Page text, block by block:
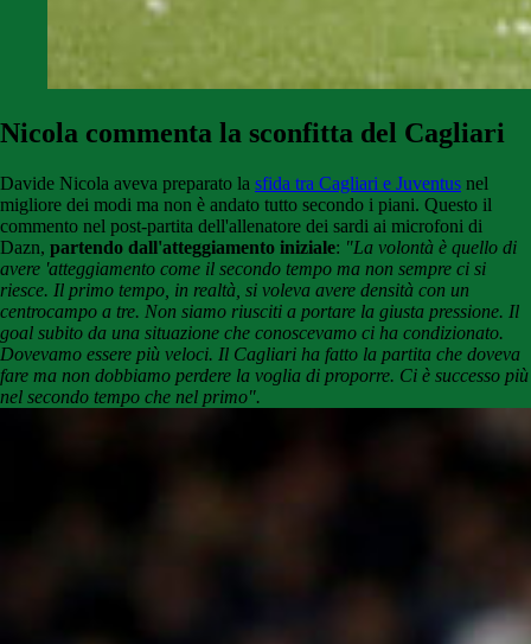
Nicola commenta la sconfitta del Cagliari
Davide Nicola aveva preparato la sfida tra Cagliari e Juventus nel
migliore dei modi ma non è andato tutto secondo i piani. Questo il
commento nel post-partita dell'allenatore dei sardi ai microfoni di
Dazn, partendo dall'atteggiamento iniziale: "La volontà è quello di
avere 'atteggiamento come il secondo tempo ma non sempre ci si
riesce. Il primo tempo, in realtà, si voleva avere densità con un
centrocampo a tre. Non siamo riusciti a portare la giusta pressione. Il
goal subito da una situazione che conoscevamo ci ha condizionato.
Dovevamo essere più veloci. Il Cagliari ha fatto la partita che doveva
fare ma non dobbiamo perdere la voglia di proporre. Ci è successo più
nel secondo tempo che nel primo".